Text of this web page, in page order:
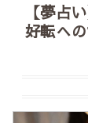
【夢占
好転へ